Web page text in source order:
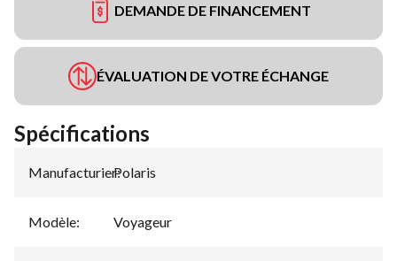
DEMANDE DE FINANCEMENT
ÉVALUATION DE VOTRE ÉCHANGE
Spécifications
Manufacturier:
Polaris
Modèle: Voyageur